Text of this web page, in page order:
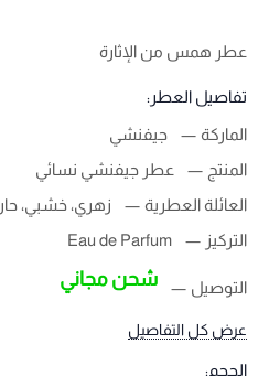
عطر همس من الإثارة
تفاصيل العطر:
الماركة
جيفنشي
المنتج
عطر جيفنشي نسائي
العائلة العطرية
زهري، خشبي، حار
التركيز
Eau de Parfum
التوصيل شحن مجاني
عرض كل التفاصيل
الحجم: